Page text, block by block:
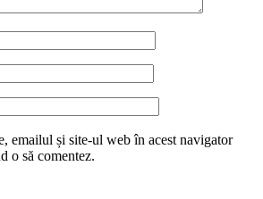
emailul și site-ul web în acest navigator
o să comentez.